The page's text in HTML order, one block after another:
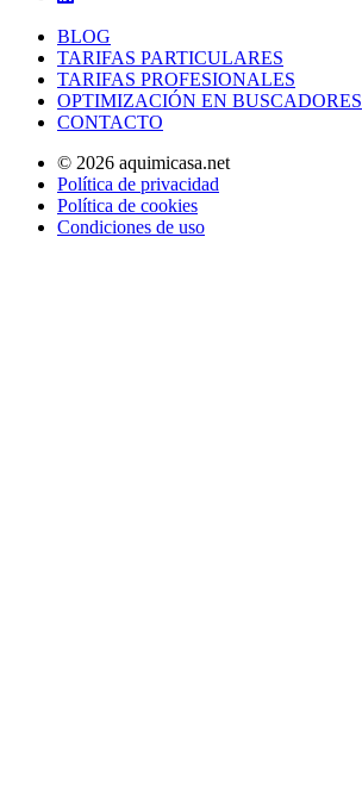
BLOG
TARIFAS PARTICULARES
TARIFAS PROFESIONALES
OPTIMIZACIÓN EN BUSCADORES
CONTACTO
© 2026 aquimicasa.net
Política de privacidad
Política de cookies
Condiciones de uso